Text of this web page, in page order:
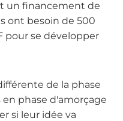
un financement de
ont besoin de 500
pour se développer
de la phase
phase d'amorçage
si leur idée va